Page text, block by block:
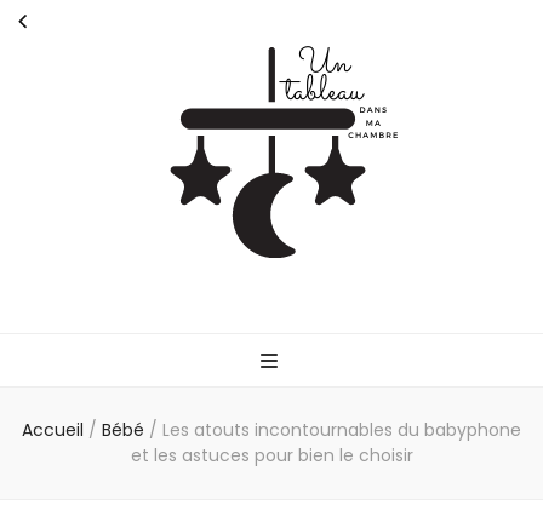
Accueil / Bébé / Les atouts incontournables du babyphone
et les astuces pour bien le choisir